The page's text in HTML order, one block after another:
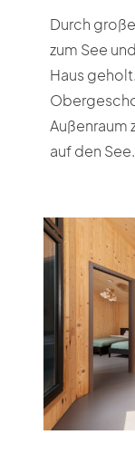
Durch
zum See
Haus
Außenraum
auf den See.